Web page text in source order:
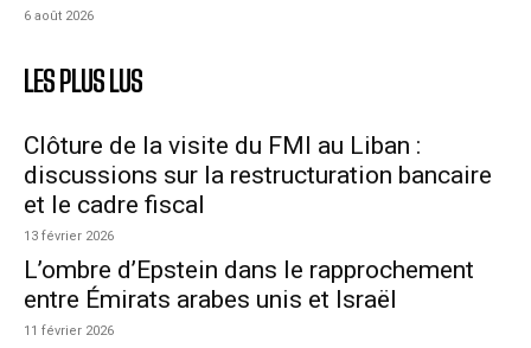
6 août 2026
LES PLUS LUS
Clôture de la visite du FMI au Liban :
discussions sur la restructuration bancaire
et le cadre fiscal
13 février 2026
L’ombre d’Epstein dans le rapprochement
entre Émirats arabes unis et Israël
11 février 2026